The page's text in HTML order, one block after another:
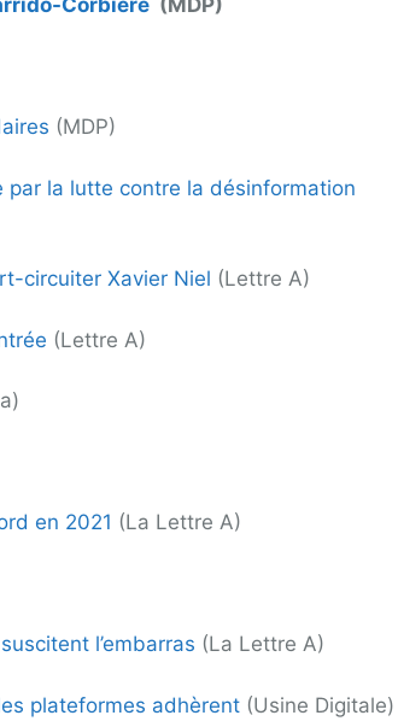
Corbière (MDP)
(MDP)
par la lutte contre la désinformation
circuiter Xavier Niel (Lettre A)
(Lettre A)
en 2021 (La Lettre A)
l’embarras (La Lettre A)
plateformes adhèrent (Usine Digitale)